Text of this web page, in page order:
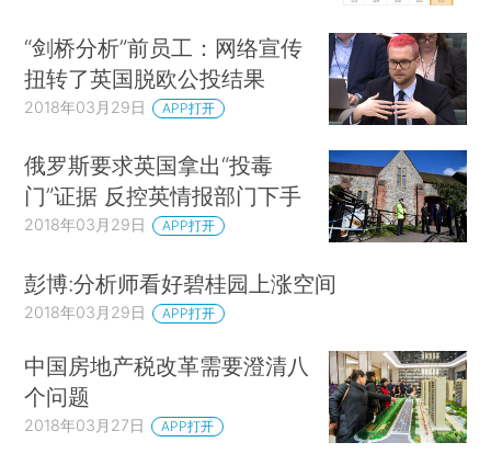
“剑桥分析”前员工：网络宣传
扭转了英国脱欧公投结果
2018年03月29日 APP打开
俄罗斯要求英国拿出“投毒
门”证据 反控英情报部门下手
2018年03月29日 APP打开
彭博:分析师看好碧桂园上涨空间
2018年03月29日 APP打开
中国房地产税改革需要澄清八
个问题
2018年03月27日 APP打开